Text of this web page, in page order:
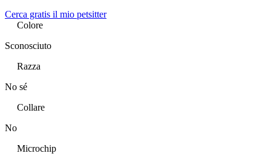
Cerca gratis il mio petsitter
Colore
Sconosciuto
Razza
No sé
Collare
No
Microchip